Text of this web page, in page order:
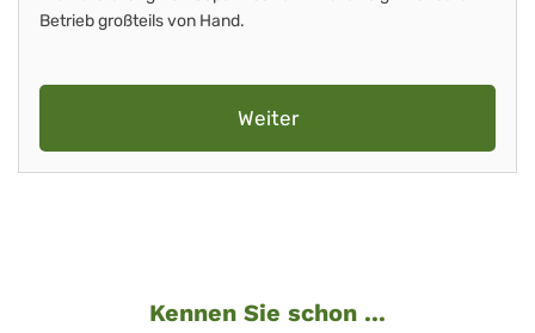
Betrieb großteils von Hand.
Weiter
Kennen Sie schon ...